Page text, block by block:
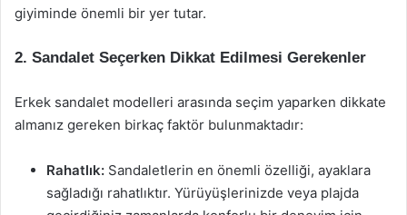
giyiminde önemli bir yer tutar.
2. Sandalet Seçerken Dikkat Edilmesi Gerekenler
Erkek sandalet modelleri arasında seçim yaparken dikkate
almanız gereken birkaç faktör bulunmaktadır:
Rahatlık: Sandaletlerin en önemli özelliği, ayaklara
sağladığı rahatlıktır. Yürüyüşlerinizde veya plajda